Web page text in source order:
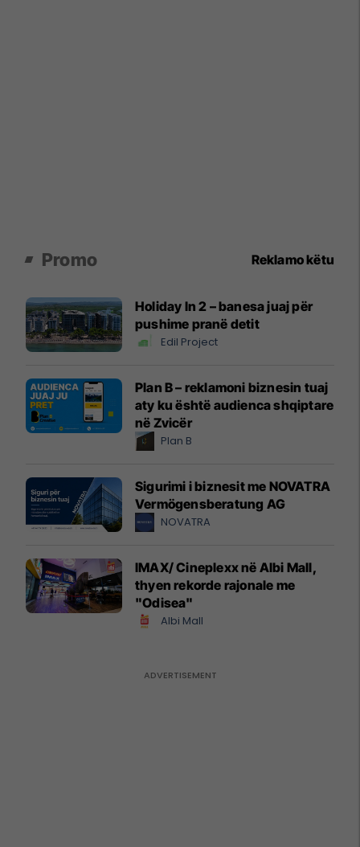
Promo Reklamo këtu
Holiday In 2 – banesa juaj për
pushime pranë detit
Edil Project
Plan B – reklamoni biznesin tuaj
aty ku është audienca shqiptare
në Zvicër
Plan B
Sigurimi i biznesit me NOVATRA
Vermögensberatung AG
NOVATRA
IMAX/ Cineplexx në Albi Mall,
thyen rekorde rajonale me
"Odisea"
Albi Mall